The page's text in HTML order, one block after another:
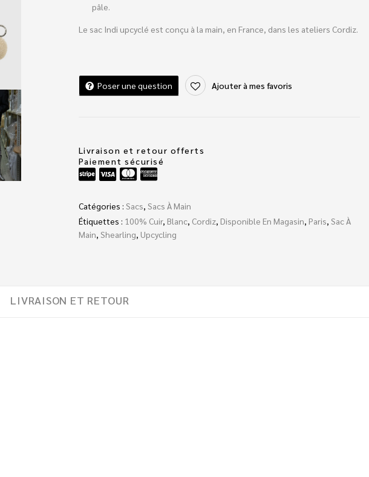
pâle.
Le sac Indi upcyclé est conçu à la main, en France, dans les ateliers Cordiz.
Poser une question Ajouter à mes favoris
Livraison et retour offerts
Paiement sécurisé
Catégories : Sacs, Sacs À Main
Étiquettes : 100% Cuir, Blanc, Cordiz, Disponible En Magasin, Paris, Sac À
Main, Shearling, Upcycling
LIVRAISON ET RETOUR